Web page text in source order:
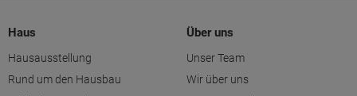
Haus
Hausausstellung
Rund um den Hausbau
Über uns
Unser Team
Wir über uns